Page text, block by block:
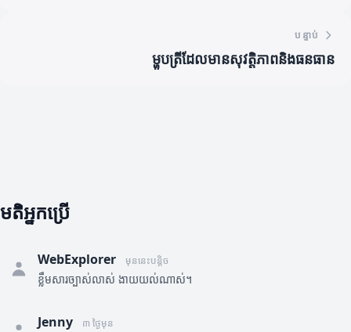
បន្ទាប់
ម្ហូបត្រីដែលមានសុវត្តិភាពនិងធនធាន
មតិអ្នកប្រើ
WebExplorer មុននេះបន្តិច
ខ្លឹមសារច្បាស់លាស់ ងាយយល់ណាស់។
Jenny ៣ ថ្ងៃមុន